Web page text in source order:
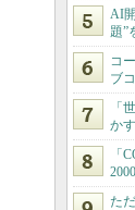
AI
題”
コ
ブ
「
か
「
た